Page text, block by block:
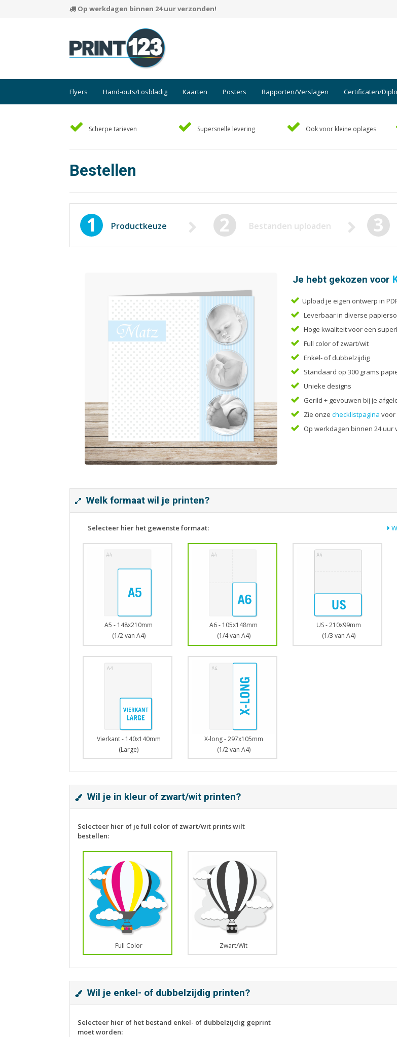
Op werkdagen binnen 24 uur verzonden!
Flyers Hand-outs/Losbladig Kaarten Posters Rapporten/Verslagen Certificaten/
Briefpapier
Doordruksets
Enveloppen
Folders
Scherpe tarieven Supersnelle levering Ook voor kleine oplages
Bestellen
1 Productkeuze 2 Bestanden uploaden 3
Je hebt gekozen voor
Upload je eigen ontwerp in
Leverbaar in diverse
Hoge kwaliteit voor een
Full color of zwart/wit
Enkel- of dubbelzijdig
Standaard op 300 grams
Unieke designs
Gerild + gevouwen bij je
Zie onze checklistpagina voor
Op werkdagen binnen 24 uur
Welk formaat wil je printen?
Selecteer hier het gewenste formaat:
A5 - 148x210mm
(1/2 van A4)
A6 - 105x148mm
(1/4 van A4)
US - 210x99mm
(1/3 van A4)
Vierkant - 140x140mm
(Large)
X-long - 297x105mm
(1/2 van A4)
Wil je in kleur of zwart/wit printen?
Selecteer hier of je full color of zwart/wit prints wilt
bestellen:
Full Color Zwart/Wit
Wil je enkel- of dubbelzijdig printen?
Selecteer hier of het bestand enkel- of dubbelzijdig geprint
moet worden: